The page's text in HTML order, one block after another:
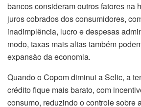
bancos consideram outros fatores na
juros cobrados dos consumidores,
inadimplência, lucro e despesas
modo, taxas mais altas também
expansão da economia.
Quando o Copom diminui a Selic, a
crédito fique mais barato, com
consumo, reduzindo o controle sobre